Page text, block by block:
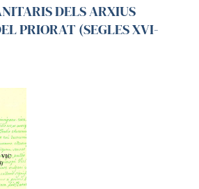
DELS ARXIUS
PRIORAT (SEGLES XVI-